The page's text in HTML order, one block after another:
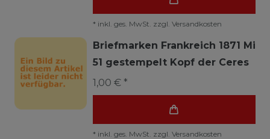
* inkl. ges. MwSt. zzgl. Versandkosten
Briefmarken Frankreich 1871 Mi
51 gestempelt Kopf der Ceres
1,00 € *
* inkl. ges. MwSt. zzgl. Versandkosten